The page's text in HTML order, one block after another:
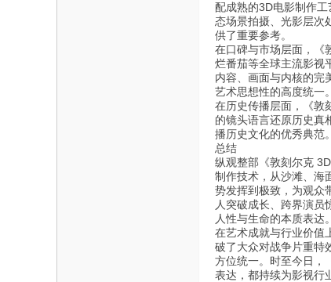
配成熟的3D电影制作
态场景拍摄、光影层次
供了重要参考。
在口碑与市场层面，《
烂番茄等全球主流影视
内容、画面与内核的完
艺术思想性的高度统一。
在历史传播层面，《敦
的镜头语言还原历史真
播历史文化的优秀典范。
总结
纵观整部《敦刻尔克
制作技术，从沙滩、海
势发挥到极致，为观众
人突破成长、跨界演
人性与生命的本质表达。
在艺术成就与行业价值
破了大众对战争片重特
方位统一。时至今日，
表达，都持续为影视行